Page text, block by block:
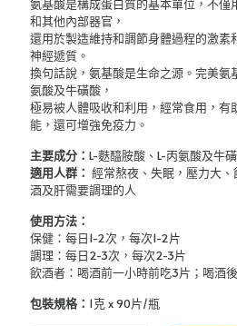
氨基酸是構成蛋白質的基本單位，不僅
和其他內部器官，
還用於製造維持和調節身體過程的激素
神經遞質。
換句話說，氨基酸是生命之源。完美氨
氨酸及牛磺酸，
極易被人體吸收和利用，經常食用，有
能，還可增強免疫力。
主要成分： L-麩醯胺酸、L-丙氨酸及牛
適用人群： 經常熬夜、失眠，壓力大
酒及肝需要調理的人
使用方法：
保健：每日1-2次，每次1-2片
調理：每日2-3次，每次2-3片
飲酒者：喝酒前一小時前吃3片；喝酒
包裝規格： 1克 x 90片/瓶